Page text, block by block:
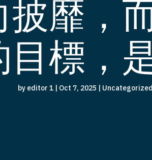
靡，
標，
by editor 1 Oct 7, 2025 Uncategorized